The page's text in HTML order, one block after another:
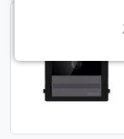
(vždy
webovej